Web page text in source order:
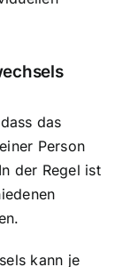
das
Person
der Regel ist
kann je